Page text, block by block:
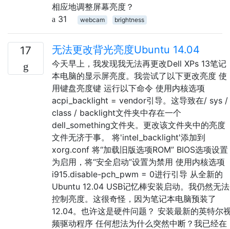
相应地调整屏幕亮度？
31
webcam brightness
17 无法更改背光亮度Ubuntu 14.04
今天早上，我发现我无法再更改Dell XPs 13笔记
本电脑的显示屏亮度。我尝试了以下更改亮度 使
用键盘亮度键 运行以下命令 使用内核选项
acpi_backlight = vendor引导。这导致在/ sys /
class / backlight文件夹中存在一个
dell_something文件夹。更改该文件夹中的亮度
文件无济于事。 将'intel_backlight'添加到
xorg.conf 将“加载旧版选项ROM” BIOS选项设置
为启用，将“安全启动”设置为禁用 使用内核选项
i915.disable-pch_pwm = 0进行引导 从全新的
Ubuntu 12.04 USB记忆棒安装启动。我仍然无法
控制亮度。这很奇怪，因为笔记本电脑预装了
12.04。也许这是硬件问题？ 安装最新的英特尔
频驱动程序 任何想法为什么突然中断？我已经在